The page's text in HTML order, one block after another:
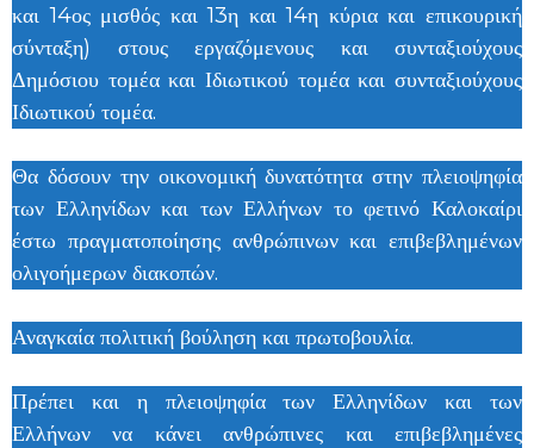
και 14ος μισθός και 13η και 14η κύρια και επικουρική
σύνταξη) στους εργαζόμενους και συνταξιούχους
Δημόσιου τομέα και Ιδιωτικού τομέα και συνταξιούχους
Ιδιωτικού τομέα.
Θα δόσουν την οικονομική δυνατότητα στην πλειοψηφία
των Ελληνίδων και των Ελλήνων το φετινό Καλοκαίρι
έστω πραγματοποίησης ανθρώπινων και επιβεβλημένων
ολιγοήμερων διακοπών.
Αναγκαία πολιτική βούληση και πρωτοβουλία.
Πρέπει και η πλειοψηφία των Ελληνίδων και των
Ελλήνων να κάνει ανθρώπινες και επιβεβλημένες